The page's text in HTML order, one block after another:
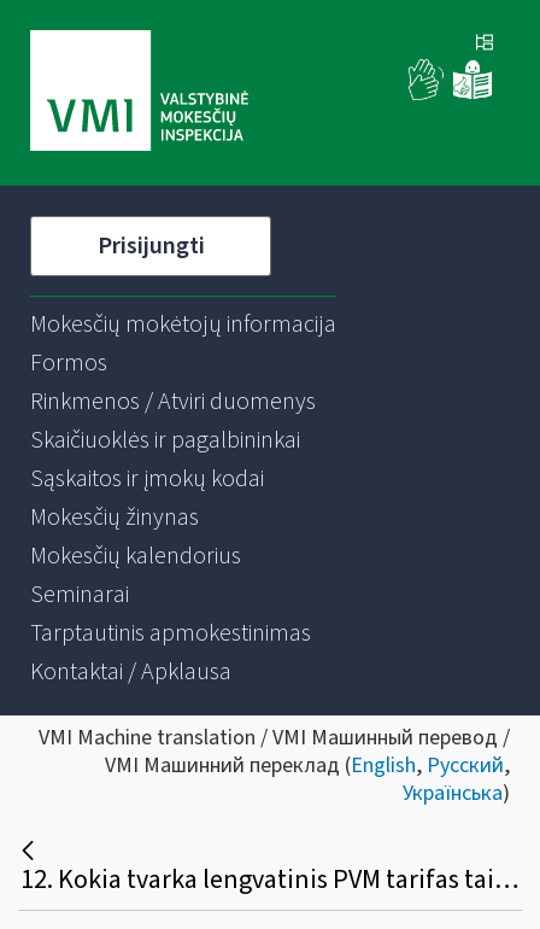
Prisijungti
Mokesčių mokėtojų informacija
Formos
Rinkmenos / Atviri duomenys
Skaičiuoklės ir pagalbininkai
Sąskaitos ir įmokų kodai
Mokesčių žinynas
Mokesčių kalendorius
Seminarai
Tarptautinis apmokestinimas
Kontaktai / Apklausa
VMI Machine translation / VMI Машинный перевод /
VMI Машинний переклад (English, Русский,
Українська)
12. Kokia tvarka lengvatinis PVM tarifas taikomas medienos produktams (įskaitant malkas), kai jie parduodami fiziniams asmenims, kuriems už kietą kurą kompensacijas teikia savivaldybė?